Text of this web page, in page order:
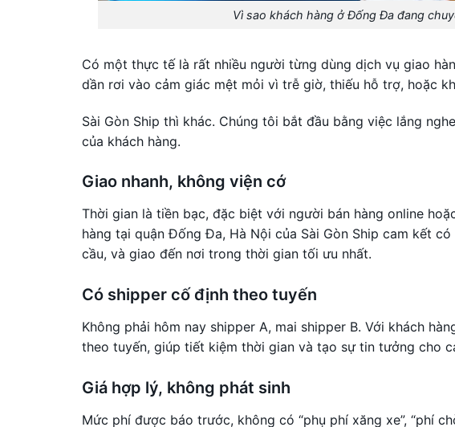
Vì sao khách hàng ở Đống Đa đang
Có một thực tế là rất nhiều người từng dùng dịch vụ giao
dần rơi vào cảm giác mệt mỏi vì trễ giờ, thiếu hỗ trợ, hoặc
Sài Gòn Ship thì khác. Chúng tôi bắt đầu bằng việc lắng
của khách hàng.
Giao nhanh, không viện cớ
Thời gian là tiền bạc, đặc biệt với người bán hàng online
hàng tại quận Đống Đa, Hà Nội của Sài Gòn Ship cam kết
cầu, và giao đến nơi trong thời gian tối ưu nhất.
Có shipper cố định theo tuyến
Không phải hôm nay shipper A, mai shipper B. Với khách
theo tuyến, giúp tiết kiệm thời gian và tạo sự tin tưởng cho
Giá hợp lý, không phát sinh
Mức phí được báo trước, không có “phụ phí xăng xe”, “phí